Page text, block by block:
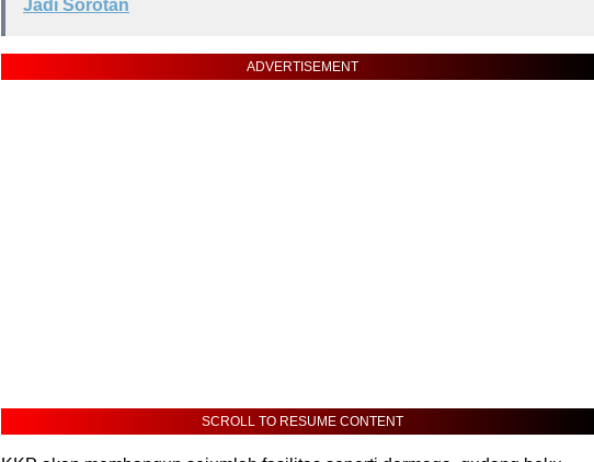
Jadi Sorotan
ADVERTISEMENT
SCROLL TO RESUME CONTENT